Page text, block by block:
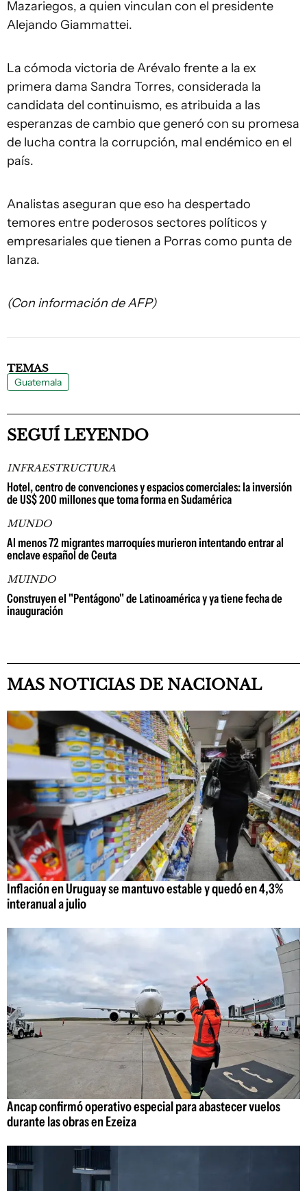
Mazariegos, a quien vinculan con el presidente
Alejando Giammattei.
La cómoda victoria de Arévalo frente a la ex
primera dama Sandra Torres, considerada la
candidata del continuismo, es atribuida a las
esperanzas de cambio que generó con su promesa
de lucha contra la corrupción, mal endémico en el
país.
Analistas aseguran que eso ha despertado
temores entre poderosos sectores políticos y
empresariales que tienen a Porras como punta de
lanza.
(Con información de AFP)
TEMAS
Guatemala
SEGUÍ LEYENDO
INFRAESTRUCTURA
Hotel, centro de convenciones y espacios comerciales: la inversión
de US$ 200 millones que toma forma en Sudamérica
MUNDO
Al menos 72 migrantes marroquíes murieron intentando entrar al
enclave español de Ceuta
MUINDO
Construyen el "Pentágono" de Latinoamérica y ya tiene fecha de
inauguración
MAS NOTICIAS DE NACIONAL
Inflación en Uruguay se mantuvo estable y quedó en 4,3%
interanual a julio
Ancap confirmó operativo especial para abastecer vuelos
durante las obras en Ezeiza